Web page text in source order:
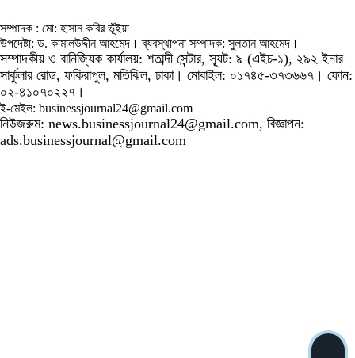
সম্পাদক : মো: হাসান কবির ভূঁইয়া
উপদেষ্টা: ড. কামালউদ্দীন আহমেদ। ব্যবস্থাপনা সম্পাদক: সুলতান আহমেদ।
সম্পাদকীয় ও বানিজ্যিক কার্যালয়: শতাব্দী সেন্টার, স্যূট: ৯ (এইচ-১), ২৯২ ইনার
সার্কুলার রোড, ফকিরাপুল, মতিঝিল, ঢাকা। মোবাইল: ০১৭৪৫-৩৭৩৬৬৭। ফোন:
০২-৪১০৭০২২৭।
ই-মেইল: businessjournal24@gmail.com
নিউজরুম: news.businessjournal24@gmail.com, বিজ্ঞাপন:
ads.businessjournal@gmail.com